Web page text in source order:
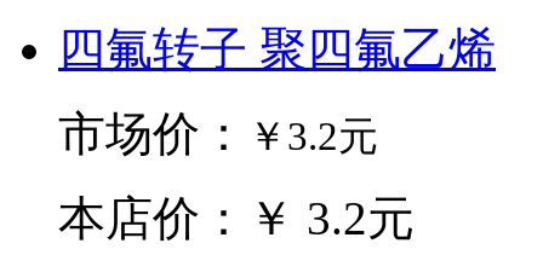
四氟转子 聚四氟乙烯
市场价：
￥3.2元
本店价：￥ 3.2元